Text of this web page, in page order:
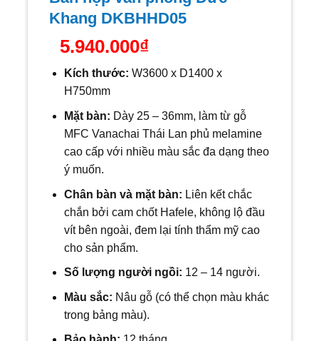
Khang DKBHHD05
5.940.000₫
Kích thước: W3600 x D1400 x
H750mm
Mặt bàn: Dày 25 – 36mm, làm từ gỗ
MFC Vanachai Thái Lan phủ melamine
cao cấp với nhiều màu sắc đa dạng theo
ý muốn.
Chân bàn và mặt bàn: Liên kết chắc
chắn bởi cam chốt Hafele, không lộ đầu
vít bên ngoài, đem lại tính thẩm mỹ cao
cho sản phẩm.
Số lượng người ngồi: 12 – 14 người.
Màu sắc: Nâu gỗ (có thể chọn màu khác
trong bảng màu).